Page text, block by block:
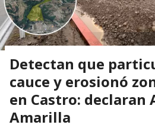
Detectan que
cauce y erosionó
en Castro: declaran
Amarilla